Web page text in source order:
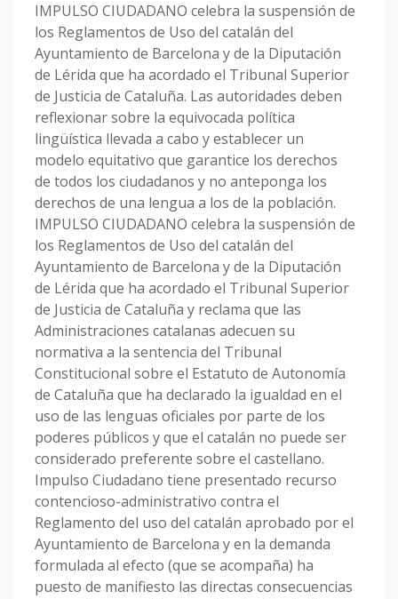
IMPULSO CIUDADANO celebra la suspensión de
los Reglamentos de Uso del catalán del
Ayuntamiento de Barcelona y de la Diputación
de Lérida que ha acordado el Tribunal Superior
de Justicia de Cataluña. Las autoridades deben
reflexionar sobre la equivocada política
lingüística llevada a cabo y establecer un
modelo equitativo que garantice los derechos
de todos los ciudadanos y no anteponga los
derechos de una lengua a los de la población.
IMPULSO CIUDADANO celebra la suspensión de
los Reglamentos de Uso del catalán del
Ayuntamiento de Barcelona y de la Diputación
de Lérida que ha acordado el Tribunal Superior
de Justicia de Cataluña y reclama que las
Administraciones catalanas adecuen su
normativa a la sentencia del Tribunal
Constitucional sobre el Estatuto de Autonomía
de Cataluña que ha declarado la igualdad en el
uso de las lenguas oficiales por parte de los
poderes públicos y que el catalán no puede ser
considerado preferente sobre el castellano.
Impulso Ciudadano tiene presentado recurso
contencioso-administrativo contra el
Reglamento del uso del catalán aprobado por el
Ayuntamiento de Barcelona y en la demanda
formulada al efecto (que se acompaña) ha
puesto de manifiesto las directas consecuencias